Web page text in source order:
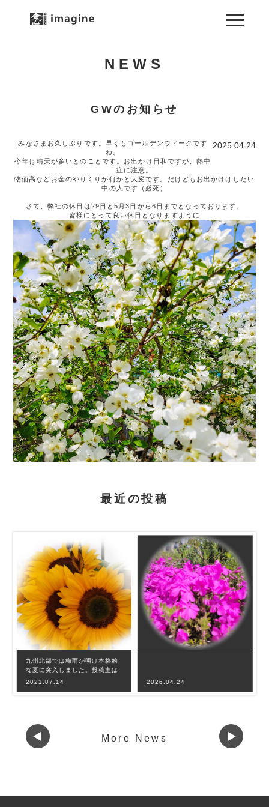
NEWS
GWのお知らせ
2025.04.24
みなさまお久しぶりです。早くもゴールデンウィークです
ね。
今年は晴天が多いとのことです。お出かけ日和ですが、熱中
症に注意。
物価高などお金のやりくりが何かと大変です。だけどもお出かけはしたい
中の人です（必死）
さて、弊社の休日は29日と5月3日から6日までとなっております。
皆様にとって良い休日となりますように
最近の投稿
九州北部では梅雨が明け本格的
な夏に突入しました。投稿主は
梅雨恒例の肩痛に悩まされてお
2021.07.14 2026.04.24
More News